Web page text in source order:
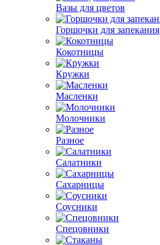
Вазы для цветов
Горшочки для запекания
Кокотницы
Кружки
Масленки
Молочники
Разное
Салатники
Сахарницы
Соусники
Спецовники